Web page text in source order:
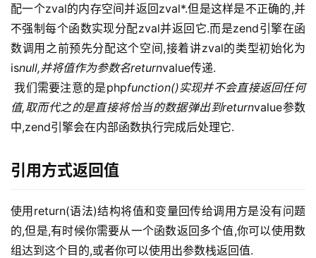
配一个zval的内存空间并返回zval*.但是这样是不正确的,并
不强制每个函数实现分配zval并返回它.而是zend引擎在函
数调用之前预先分配这个空间,接着讲zval的类型初始化为
isnull,并将值作为参数名returnvalue传递.
我们需要注意的是phpfunction()实现并不会直接返回任何
值,取而代之的是直接将恰当的数据弹出到returnvalue参数
中,zend引擎会在内部函数执行完成后处理它.
引用方式返回值
使用return(语法)结构将值和变量回传给调用方是没有问题
的,但是,有时候你需要从一个函数返回多个值,你可以使用数
组达到这个目的,或者你可以使用出参数栈返回值.